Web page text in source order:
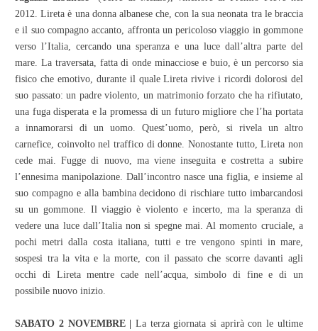
2012. Lireta è una donna albanese che, con la sua neonata tra le braccia
e il suo compagno accanto, affronta un pericoloso viaggio in gommone
verso l’Italia, cercando una speranza e una luce dall’altra parte del
mare. La traversata, fatta di onde minacciose e buio, è un percorso sia
fisico che emotivo, durante il quale Lireta rivive i ricordi dolorosi del
suo passato: un padre violento, un matrimonio forzato che ha rifiutato,
una fuga disperata e la promessa di un futuro migliore che l’ha portata
a innamorarsi di un uomo. Quest’uomo, però, si rivela un altro
carnefice, coinvolto nel traffico di donne. Nonostante tutto, Lireta non
cede mai. Fugge di nuovo, ma viene inseguita e costretta a subire
l’ennesima manipolazione. Dall’incontro nasce una figlia, e insieme al
suo compagno e alla bambina decidono di rischiare tutto imbarcandosi
su un gommone. Il viaggio è violento e incerto, ma la speranza di
vedere una luce dall’Italia non si spegne mai. Al momento cruciale, a
pochi metri dalla costa italiana, tutti e tre vengono spinti in mare,
sospesi tra la vita e la morte, con il passato che scorre davanti agli
occhi di Lireta mentre cade nell’acqua, simbolo di fine e di un
possibile nuovo inizio.
SABATO 2 NOVEMBRE | La terza giornata si aprirà con le ultime